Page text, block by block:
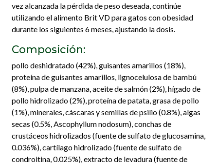
vez alcanzada la pérdida de peso deseada, continúe
utilizando el alimento Brit VD para gatos con obesidad
durante los siguientes 6 meses, ajustando la dosis.
Composición:
pollo deshidratado (42%), guisantes amarillos (18%),
proteína de guisantes amarillos, lignocelulosa de bambú
(8%), pulpa de manzana, aceite de salmón (2%), hígado de
pollo hidrolizado (2%), proteína de patata, grasa de pollo
(1%), minerales, cáscaras y semillas de psilio (0.8%), algas
secas (0.5%, Ascophyllum nodosum), conchas de
crustáceos hidrolizados (fuente de sulfato de glucosamina,
0.036%), cartílago hidrolizado (fuente de sulfato de
condroitina, 0.025%), extracto de levadura (fuente de